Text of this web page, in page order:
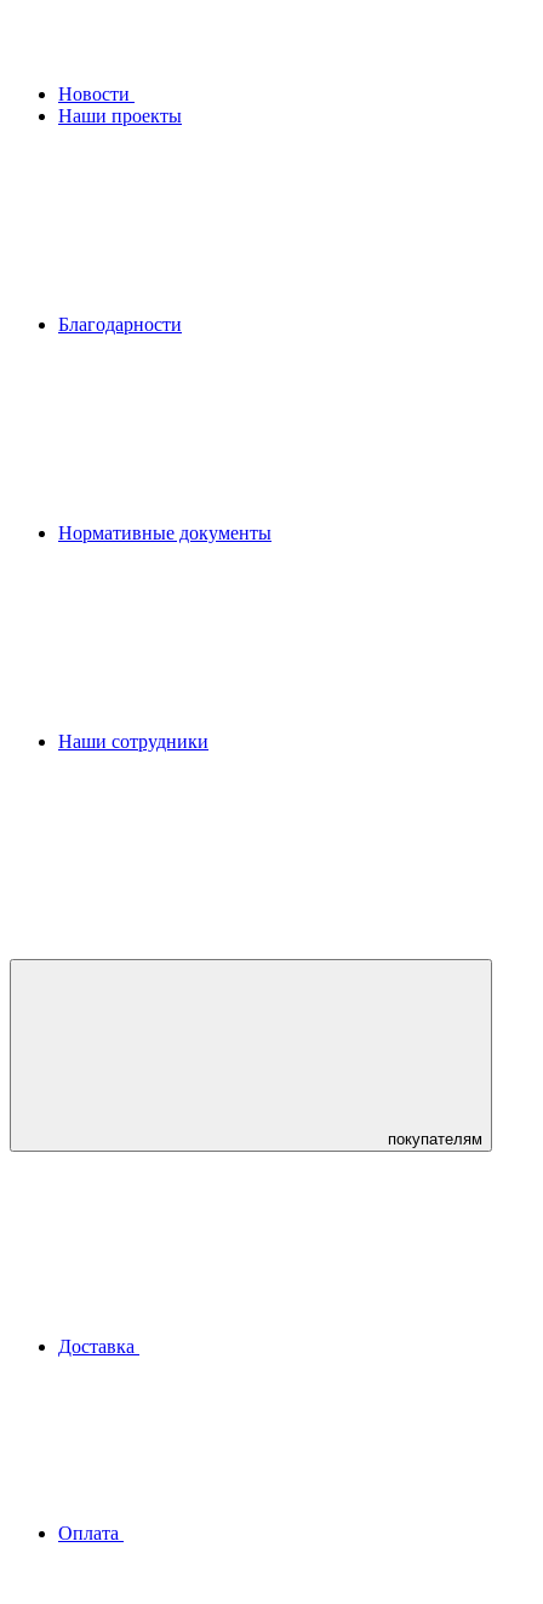
Новости
Наши проекты
Благодарности
Нормативные документы
Наши сотрудники
покупателям
Доставка
Оплата